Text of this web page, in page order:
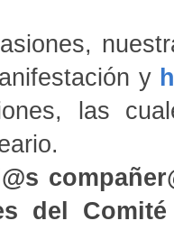
y
las
del